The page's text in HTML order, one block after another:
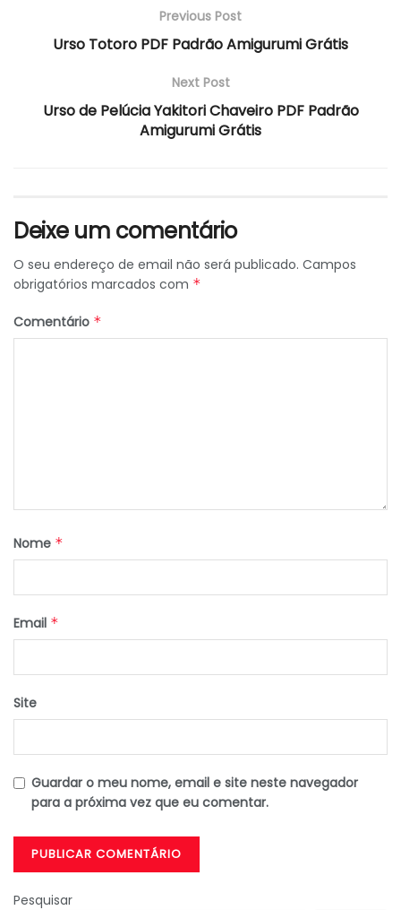
Previous Post
Urso Totoro PDF Padrão Amigurumi Grátis
Next Post
Urso de Pelúcia Yakitori Chaveiro PDF Padrão
Amigurumi Grátis
Deixe um comentário
O seu endereço de email não será publicado. Campos
obrigatórios marcados com *
Comentário *
Nome *
Email *
Site
Guardar o meu nome, email e site neste navegador
para a próxima vez que eu comentar.
Pesquisar